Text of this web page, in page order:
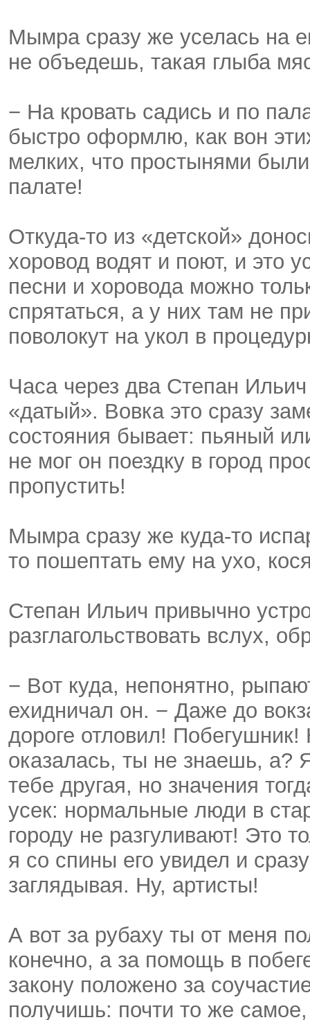
Мымра сразу же уселась на
не объедешь, такая глыба
− На кровать садись и по
быстро оформлю, как вон
мелких, что простынями
палате!
Откуда-то из «детской»
хоровод водят и поют, и это
песни и хоровода можно
спрятаться, а у них там не
поволокут на укол в
Часа через два Степан
«датый». Вовка это сразу
состояния бывает: пьяный
не мог он поездку в город
пропустить!
Мымра сразу же куда-то
то пошептать ему на ухо,
Степан Ильич привычно
разглагольствовать вслух,
− Вот куда, непонятно,
ехидничал он. − Даже до
дороге отловил!
оказалась, ты не знаешь, а?
тебе другая, но значения
усек: нормальные люди в
городу не разгуливают! Это
я со спины его увидел и
заглядывая. Ну, артисты!
А вот за рубаху ты от меня
конечно, а за помощь в
закону положено за
получишь: почти то же